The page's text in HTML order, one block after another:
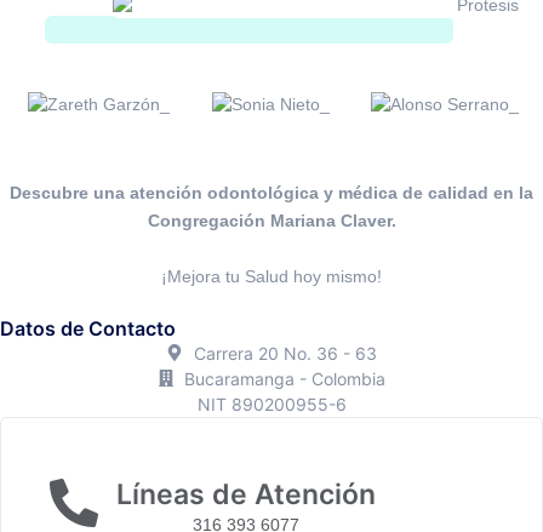
Descubre una atención odontológica y médica de calidad en la
Congregación Mariana Claver.
¡Mejora tu Salud hoy mismo!
Datos de Contacto
Carrera 20 No. 36 - 63
Bucaramanga - Colombia
NIT 890200955-6
Líneas de Atención
316 393 6077